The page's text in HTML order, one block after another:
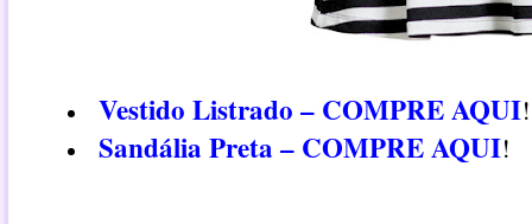
Vestido Listrado – COMPRE AQUI!
Sandália Preta – COMPRE AQUI!